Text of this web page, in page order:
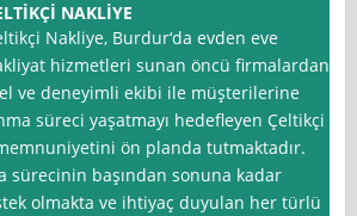
NAKLİYE
Nakliye, Burdur‘da evden eve
hizmetleri sunan öncü firmalardan
ve deneyimli ekibi ile müşterilerine
süreci yaşatmayı hedefleyen Çeltikçi
ön planda tutmaktadır.
sürecinin başından sonuna kadar
olmakta ve ihtiyaç duyulan her türlü